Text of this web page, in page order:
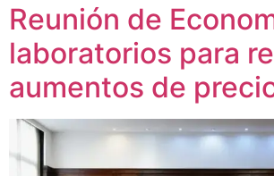
Reunión de
laboratorios para
aumentos de